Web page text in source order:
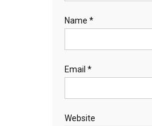
Name *
Email *
Website